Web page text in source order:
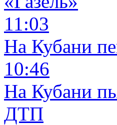
11:03
На Кубани
10:46
На Кубани
ДТП